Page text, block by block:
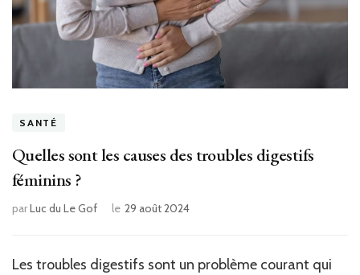
SANTÉ
Quelles sont les causes des troubles digestifs
féminins ?
parLuc du Le Gof le 29 août 2024
Les troubles digestifs sont un problème courant qui